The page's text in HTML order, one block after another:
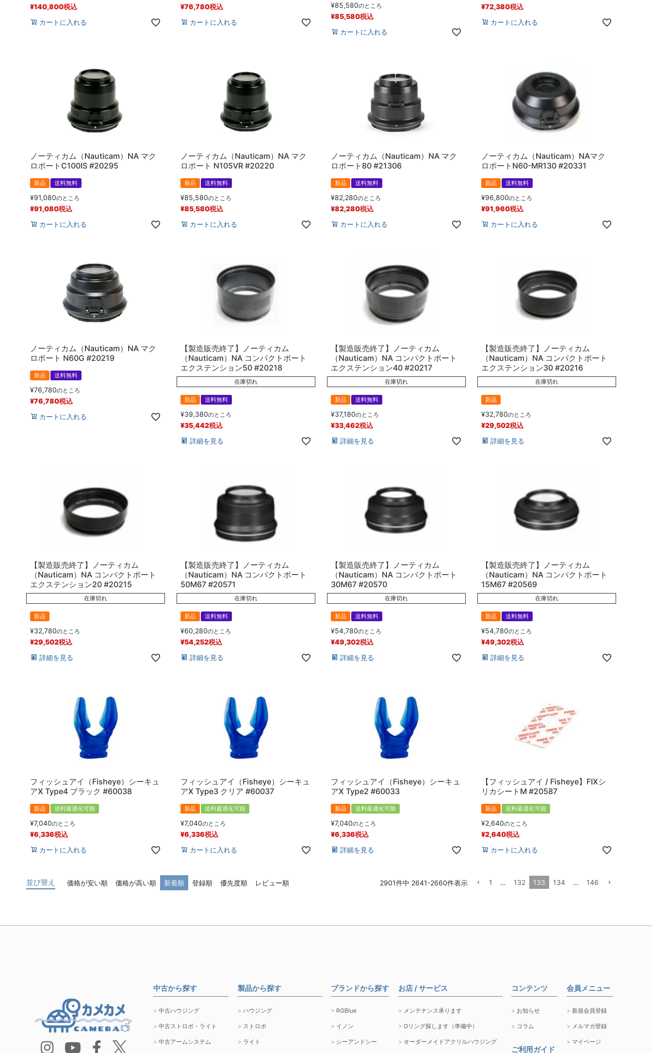
¥140,800税込
カートに入れる
¥76,780税込
カートに入れる
¥85,580のところ
¥85,580税込
カートに入れる
¥72,380税込
カートに入れる
ノーティカム（Nauticam）NA マク
ロポートC100IS #20295
新品 送料無料
¥91,080のところ
¥91,080税込
カートに入れる
ノーティカム（Nauticam）NA マク
ロポート N105VR #20220
新品 送料無料
¥85,580のところ
¥85,580税込
カートに入れる
ノーティカム（Nauticam）NA マク
ロポート80 #21306
新品 送料無料
¥82,280のところ
¥82,280税込
カートに入れる
ノーティカム（Nauticam）NAマク
ロポートN60-MR130 #20331
新品 送料無料
¥96,800のところ
¥91,960税込
カートに入れる
ノーティカム（Nauticam）NA マク
ロポート N60G #20219
新品 送料無料
¥76,780のところ
¥76,780税込
カートに入れる
【製造販売終了】ノーティカム
（Nauticam）NA コンパクトポート
エクステンション50 #20218
在庫切れ
新品 送料無料
¥39,380のところ
¥35,442税込
詳細を見る
【製造販売終了】ノーティカム
（Nauticam）NA コンパクトポート
エクステンション40 #20217
在庫切れ
新品 送料無料
¥37,180のところ
¥33,462税込
詳細を見る
【製造販売終了】ノーティカム
（Nauticam）NA コンパクトポート
エクステンション30 #20216
在庫切れ
新品
¥32,780のところ
¥29,502税込
詳細を見る
【製造販売終了】ノーティカム
（Nauticam）NA コンパクトポート
エクステンション20 #20215
在庫切れ
新品
¥32,780のところ
¥29,502税込
詳細を見る
【製造販売終了】ノーティカム
（Nauticam）NA コンパクトポート
50M67 #20571
在庫切れ
新品 送料無料
¥60,280のところ
¥54,252税込
詳細を見る
【製造販売終了】ノーティカム
（Nauticam）NA コンパクトポート
30M67 #20570
在庫切れ
新品 送料無料
¥54,780のところ
¥49,302税込
詳細を見る
【製造販売終了】ノーティカム
（Nauticam）NA コンパクトポート
15M67 #20569
在庫切れ
新品 送料無料
¥54,780のところ
¥49,302税込
詳細を見る
フィッシュアイ（Fisheye）シーキュ
アX Type4 ブラック #60038
新品 送料最適化可能
¥7,040のところ
¥6,336税込
カートに入れる
フィッシュアイ（Fisheye）シーキュ
アX Type3 クリア #60037
新品 送料最適化可能
¥7,040のところ
¥6,336税込
カートに入れる
フィッシュアイ（Fisheye）シーキュ
アX Type2 #60033
新品 送料最適化可能
¥7,040のところ
¥6,336税込
詳細を見る
【フィッシュアイ / Fisheye】FIXシ
リカシートM #20587
新品 送料最適化可能
¥2,640のところ
¥2,640税込
カートに入れる
並び替え 価格が安い順 価格が高い順 新着順 登録順 優先度順 レビュー順 2901件中 2641-2660件表示 1 … 132 133 134 … 146
中古から探す
中古ハウジング
中古ストロボ・ライト
中古アームシステム
製品から探す
ハウジング
ストロボ
ライト
ブランドから探す
RGBlue
イノン
シーアンドシー
お店 / サービス
メンテナンス承ります
Oリング探します（準備中）
オーダーメイドアクリルハウジング
コンテンツ
お知らせ
コラム
ご利用ガイド
会員メニュー
新規会員登録
メルマガ登録
マイページ